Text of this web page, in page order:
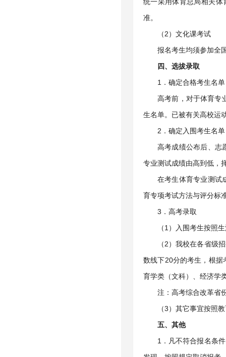
准。
（2）文化课考试
报名考生均须参加全
四、选拔录取
1．确定合格考生名单
高考前，对于体育专
生名单。已被有关高校运
2．确定入围考生名单
高考成绩公布后、志
专业测试成绩由高到低，
在考生体育专业测试
育专项考试方法与评分标
3．高考录取
（1）入围考生按照
（2）我校在各省级
数线下20分的考生，根据
育学类（文科）、经济学
注：高考综合改革省
（3）其它事宜按照
五、其他
1．凡不符合报名条